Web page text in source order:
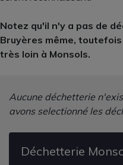
Notez qu'il n'y a pas de
Bruyères même,
très loin à Monsols.
Aucune déchetterie
avons selectionné les
Déchetterie